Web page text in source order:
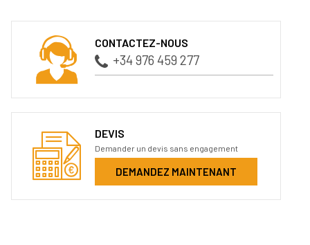
CONTACTEZ-NOUS
+34 976 459 277
DEVIS
Demander un devis sans engagement
DEMANDEZ MAINTENANT